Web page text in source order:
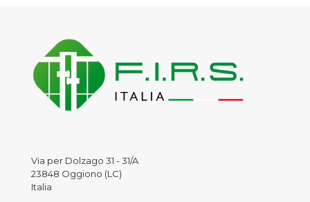
Via per Dolzago 31 - 31/A
23848 Oggiono (LC)
Italia